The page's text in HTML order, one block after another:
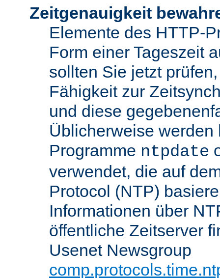
Zeitgenauigkeit
Elemente des HTTP-
Form einer Tageszeit
sollten Sie jetzt
Fähigkeit zur
und diese
Üblicherweise werden
Programme ntpdate
verwendet, die auf
Protocol (NTP)
Informationen über
öffentliche Zeitserver
Usenet Newsgroup